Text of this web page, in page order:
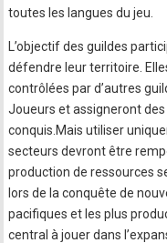
toutes les langues du jeu.
L’objectif des guildes
défendre leur territoire.
contrôlées par d’autres
Joueurs et assigneront
conquis.Mais utiliser
secteurs devront être
production de ressources
lors de la conquête de
pacifiques et les plus
central à jouer dans